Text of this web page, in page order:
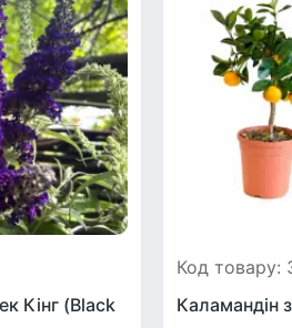
Кінг (Black
Код товару:
Каламандін